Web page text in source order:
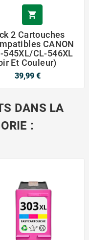

2 Cartouches
CANON
545XL/CL-546XL
Et Couleur)
39,99 €
DANS LA
: